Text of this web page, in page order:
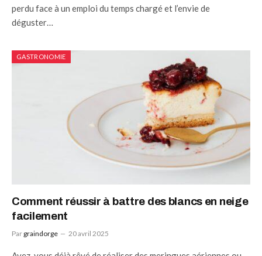
perdu face à un emploi du temps chargé et l’envie de
déguster…
GASTRONOMIE
Comment réussir à battre des blancs en neige
facilement
Par graindorge 20 avril 2025